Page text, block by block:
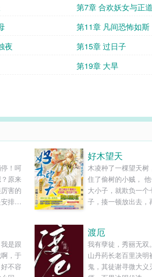
第7章 合欢妖女与正
第11章 凡间恐怖如斯
夜
第15章 过日子
第19章 大旱
！呵
原来
害的
排自
好木望天
木凌种了一棵望天树
住了偷树的小贼，
大小子，就欺负一个
子，揍一顿放出去，
救他的命。 病好后，
前对着大树喊：“姓
起改名叫秦望天，你
天，爷要把这棵木头
是跟
，于
不容
渡厄
我有孽徒，秀丽无双
山丹药长老百里决明
鬼，其徒谢寻微大义